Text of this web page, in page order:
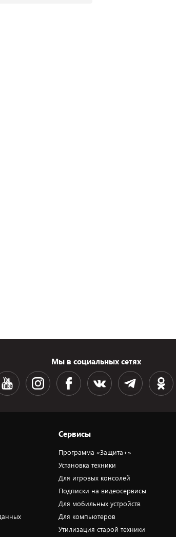
Мы в социальных сетях
Сервисы
Программа «Защита+»
Установка техники
Для игровых консолей
Подписки на видеосервисы
Для мобильных устройств
Для компьютеров
Утилизация старой техники